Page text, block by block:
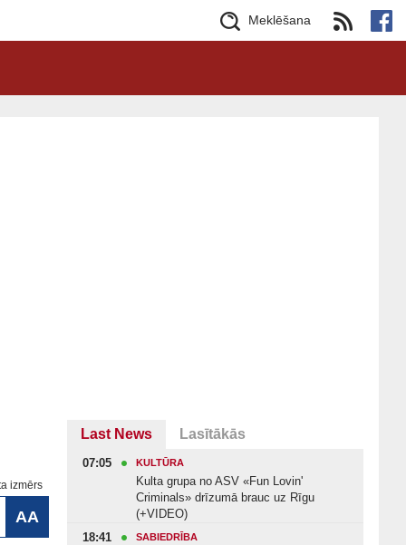
Meklēšana
izmērs
AA
Last News Lasītākās
07:05 KULTŪRA
Kulta grupa no ASV «Fun Lovin'
Criminals» drīzumā brauc uz Rīgu
(+VIDEO)
18:41
SABIEDRĪBA